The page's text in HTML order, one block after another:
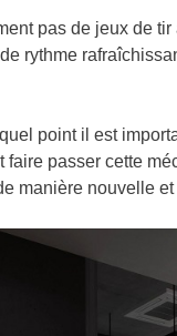
pas de jeux de
rythme
point il est
passer cette
manière nouvelle